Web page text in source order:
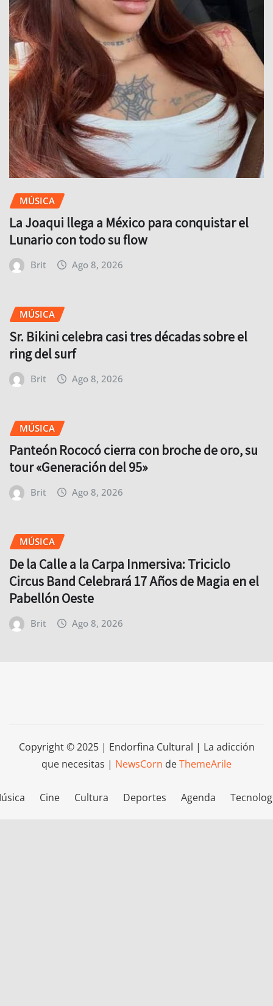
MÚSICA
La Joaqui llega a México para conquistar el
Lunario con todo su flow
Brit Ago 8, 2026
MÚSICA
Sr. Bikini celebra casi tres décadas sobre el
ring del surf
Brit Ago 8, 2026
MÚSICA
Panteón Rococó cierra con broche de oro, su
tour «Generación del 95»
Brit Ago 8, 2026
MÚSICA
De la Calle a la Carpa Inmersiva: Triciclo
Circus Band Celebrará 17 Años de Magia en el
Pabellón Oeste
Brit Ago 8, 2026
Copyright © 2025 | Endorfina Cultural | La adicción
que necesitas | NewsCorn deThemeArile
Cine Cultura Deportes Agenda